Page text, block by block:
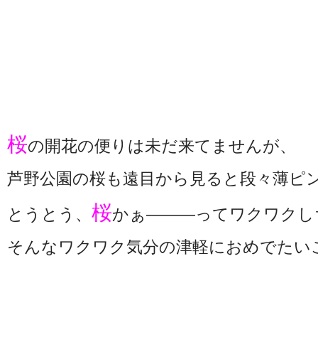
桜の開花の便りは未だ来てませんが、
芦野公園の桜も遠目から見ると段々薄ピ
とうとう、 桜かぁ―――ってワクワクし
そんなワクワク気分の津軽におめでたい